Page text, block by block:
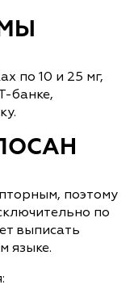
по 10 и 25 мг,
банке,
поэтому
по
выписать
языке.